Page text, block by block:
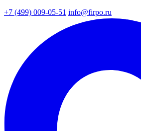
+7 (499) 009-05-51 info@firpo.ru